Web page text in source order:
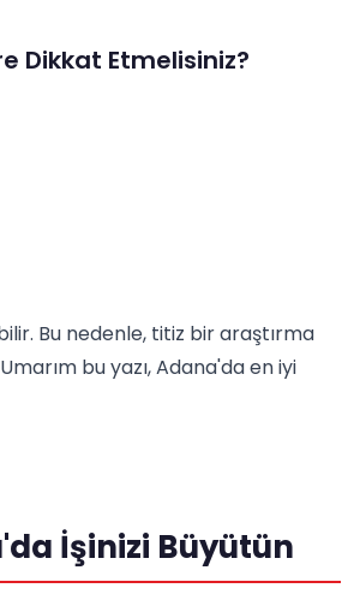
Dikkat Etmelisiniz?
Bu nedenle, titiz bir araştırma
bu yazı, Adana'da en iyi
İşinizi Büyütün